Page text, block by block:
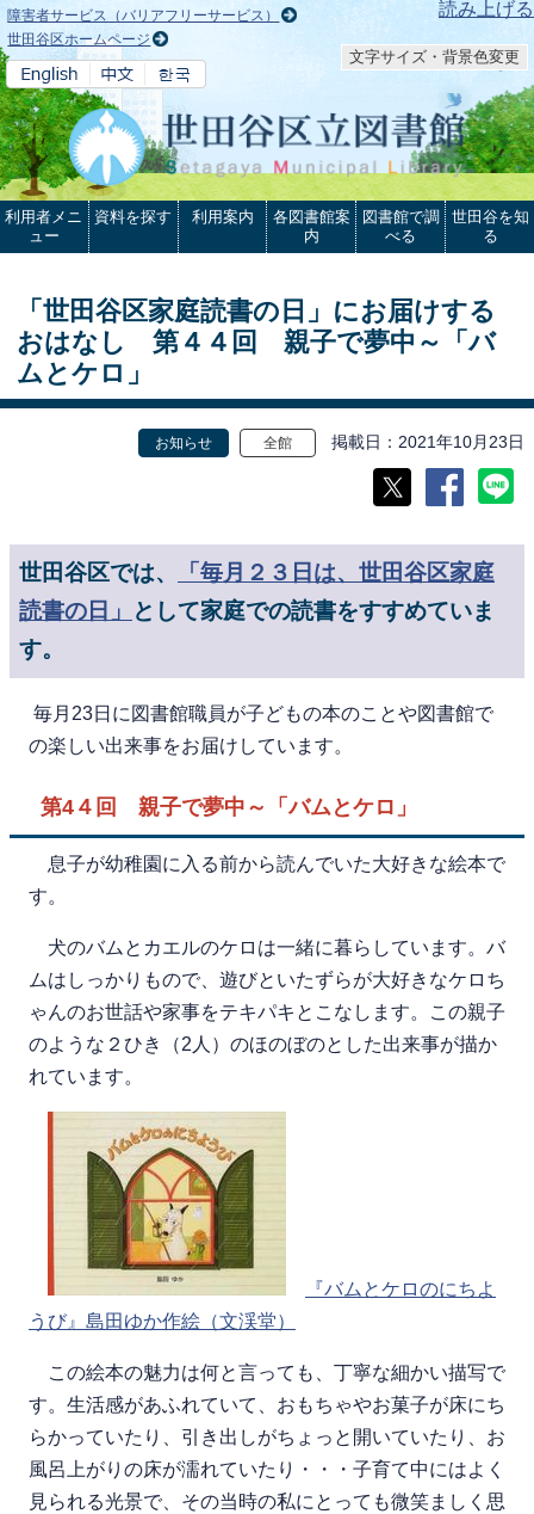
本文へ 読み上げる
障害者サービス（バリアフリーサービス）
世田谷区ホームページ
文字サイズ・背景色変更
利用者メニ
ュー
資料を探す 利用案内
各図書館案
内
図書館で調
べる
世田谷を知
る
「世田谷区家庭読書の日」にお届けする
おはなし 第４４回 親子で夢中～「バ
ムとケロ」
お知らせ 全館 掲載日 2021年10月23日
世田谷区では、
「毎月２３日は、世田谷区家庭
読書の日」
として家庭での読書をすすめていま
す。
毎月23日に図書館職員が子どもの本のことや図書館で
の楽しい出来事をお届けしています。
第4４回 親子で夢中～「バムとケロ」
息子が幼稚園に入る前から読んでいた大好きな絵本で
す。
犬のバムとカエルのケロは一緒に暮らしています。バ
ムはしっかりもので、遊びといたずらが大好きなケロち
ゃんのお世話や家事をテキパキとこなします。この親子
のような２ひき（2人）のほのぼのとした出来事が描か
れています。
『バムとケロのにちよ
うび』島田ゆか作絵（文渓堂）
この絵本の魅力は何と言っても、丁寧な細かい描写で
す。生活感があふれていて、おもちゃやお菓子が床にち
らかっていたり、引き出しがちょっと開いていたり、お
風呂上がりの床が濡れていたり・・・子育て中にはよく
見られる光景で、その当時の私にとっても微笑ましく思